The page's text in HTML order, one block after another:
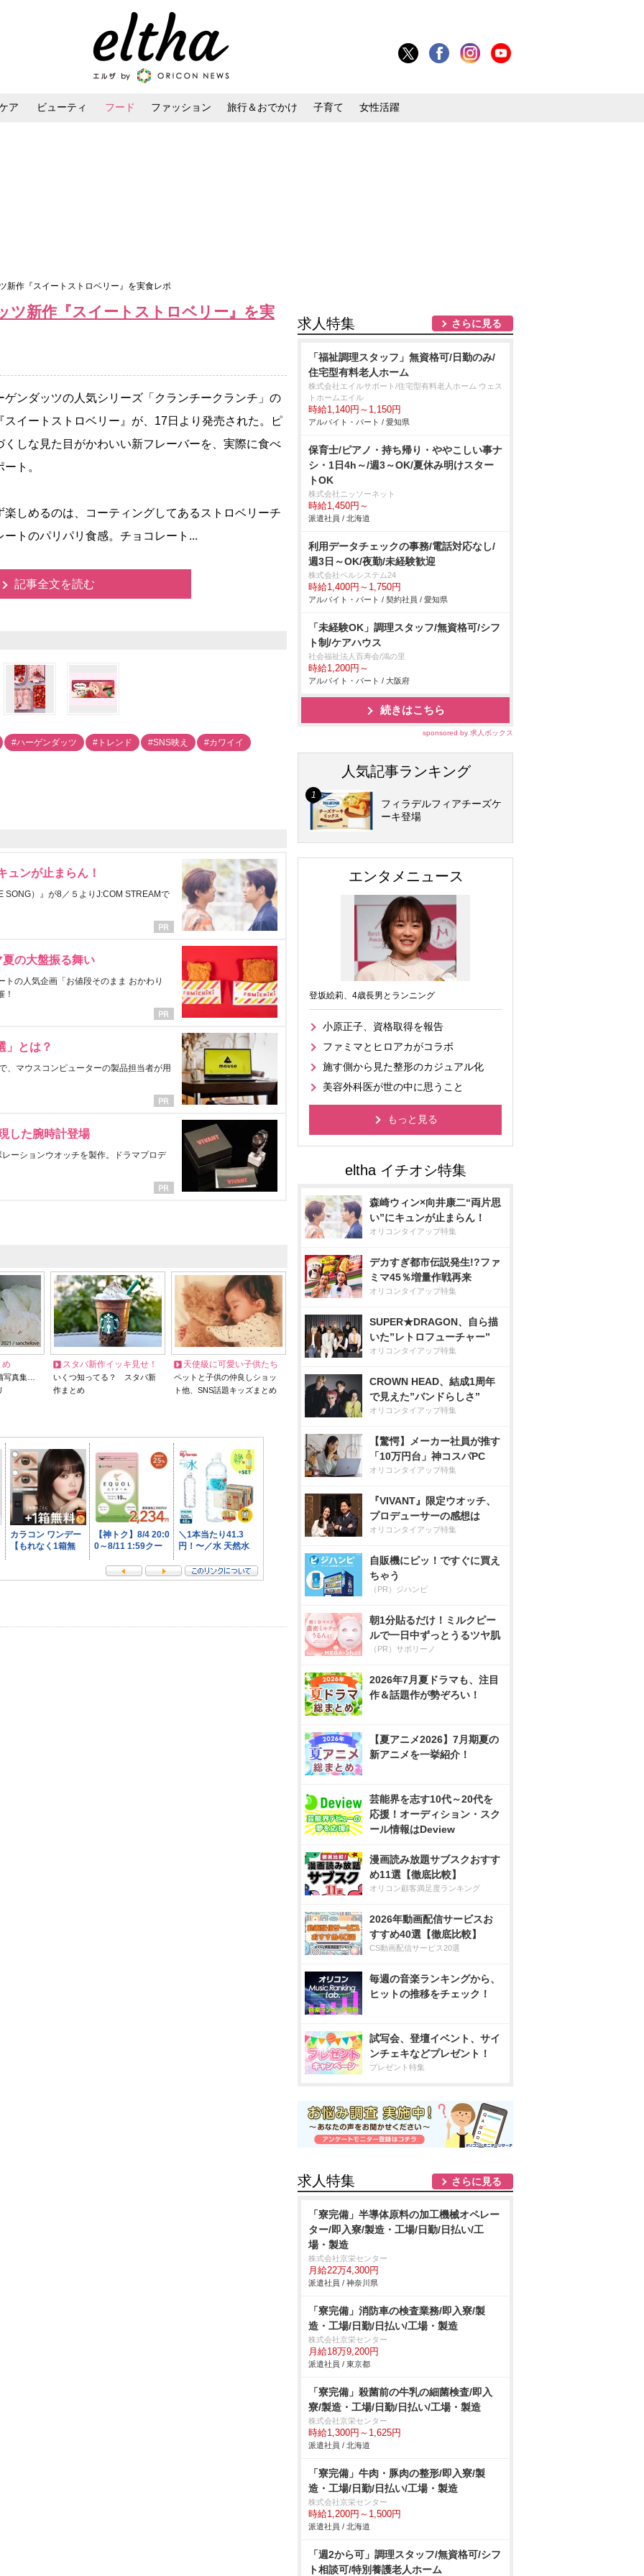
ア ビューティ フード ファッション 旅行＆おでかけ 子育て 女性活躍
新作『スイートストロベリー』を実食レポ
ツ新作『スイートストロベリー』を実
ンダッツの人気シリーズ「クランチークランチ」の
スイートストロベリー』が、17日より発売された。ピ
くしな見た目がかわいい新フレーバーを、実際に食べ
ト。
しめるのは、コーティングしてあるストロベリーチ
ートのパリパリ食感。チョコレート...
記事全文を読む
#ハーゲンダッツ #トレンド #SNS映え #カワイイ
ュンが止まらん！
SONG）』が8／５よりJ:COM STREAMで
の大盤振る舞い
の人気企画「お値段そのまま おかわり
！
」とは？
、マウスコンピューターの製品担当者が用
した腕時計登場
ーションウオッチを製作。ドラマプロデ
め
写真集…
スタバ新作イッキ見せ！
いくつ知ってる？ スタバ新
作まとめ
天使級に可愛い子供たち
ペットと子供の仲良しショッ
ト他、SNS話題キッズまとめ
求人特集 さらに見る
「福祉調理スタッフ」無資格可/日勤のみ/
住宅型有料老人ホーム
株式会社エイルサポート/住宅型有料老人ホーム ウェス
トホームエイル
時給1,140円～1,150円
アルバイト・パート / 愛知県
保育士/ピアノ・持ち帰り・ややこしい事ナ
シ・1日4h～/週3～OK/夏休み明けスター
トOK
株式会社ニッソーネット
時給1,450円～
派遣社員 / 北海道
利用データチェックの事務/電話対応なし/
週3日～OK/夜勤/未経験歓迎
株式会社ベルシステム24
時給1,400円～1,750円
アルバイト・パート / 契約社員 / 愛知県
「未経験OK」調理スタッフ/無資格可/シフ
ト制/ケアハウス
社会福祉法人百寿会/鴻の里
時給1,200円～
アルバイト・パート / 大阪府
続きはこちら
sponsored by 求人ボックス
人気記事ランキング
フィラデルフィアチーズケ
ーキ登場
エンタメニュース
登坂絵莉、4歳長男とランニング
小原正子、資格取得を報告
ファミマとヒロアカがコラボ
施す側から見た整形のカジュアル化
美容外科医が世の中に思うこと
もっと見る
森崎ウィン×向井康二“両片思
い”にキュンが止まらん！
オリコンタイアップ特集
デカすぎ都市伝説発生!?ファ
ミマ45％増量作戦再来
オリコンタイアップ特集
SUPER★DRAGON、自ら描
いた”レトロフューチャー”
オリコンタイアップ特集
CROWN HEAD、結成1周年
で見えた”バンドらしさ”
オリコンタイアップ特集
【驚愕】メーカー社員が推す
「10万円台」神コスパPC
オリコンタイアップ特集
『VIVANT』限定ウオッチ、
プロデューサーの感想は
オリコンタイアップ特集
自販機にピッ！ですぐに買え
ちゃう
（PR）ジハンピ
朝1分貼るだけ！ミルクピー
ルで一日中ずっとうるツヤ肌
（PR）サボリーノ
2026年7月夏ドラマも、注目
作＆話題作が勢ぞろい！
【夏アニメ2026】7月期夏の
新アニメを一挙紹介！
芸能界を志す10代～20代を
応援！オーディション・スク
ール情報はDeview
漫画読み放題サブスクおすす
め11選【徹底比較】
オリコン顧客満足度ランキング
2026年動画配信サービスお
すすめ40選【徹底比較】
CS動画配信サービス20選
毎週の音楽ランキングから、
ヒットの推移をチェック！
試写会、登壇イベント、サイ
ンチェキなどプレゼント！
プレゼント特集
求人特集 さらに見る
「寮完備」半導体原料の加工機械オペレー
ター/即入寮/製造・工場/日勤/日払い/工
場・製造
株式会社京栄センター
月給22万4,300円
派遣社員 / 神奈川県
「寮完備」消防車の検査業務/即入寮/製
造・工場/日勤/日払い/工場・製造
株式会社京栄センター
月給18万9,200円
派遣社員 / 東京都
「寮完備」殺菌前の牛乳の細菌検査/即入
寮/製造・工場/日勤/日払い/工場・製造
株式会社京栄センター
時給1,300円～1,625円
派遣社員 / 北海道
「寮完備」牛肉・豚肉の整形/即入寮/製
造・工場/日勤/日払い/工場・製造
株式会社京栄センター
時給1,200円～1,500円
派遣社員 / 北海道
「週2から可」調理スタッフ/無資格可/シフ
ト相談可/特別養護老人ホーム